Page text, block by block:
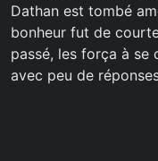
Dathan est tombé
bonheur fut de
passé, les força à se
avec peu de